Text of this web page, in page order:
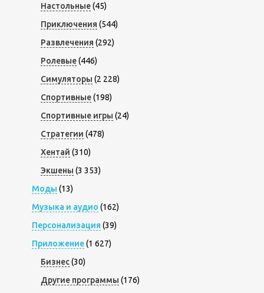
Настольные(45)
Приключения (544)
Развлечения (292)
Ролевые(446)
Симуляторы (2 228)
Спортивные(198)
Спортивные игры (24)
Стратегии (478)
Хентай (310)
Экшены (3 353)
Моды (13)
Музыка и аудио (162)
Персонализация (39)
Приложение(1 627)
Бизнес(30)
Другие программы (176)